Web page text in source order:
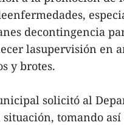
decontingencia
lasupervisión en
y brotes.
solicitó al
tomando